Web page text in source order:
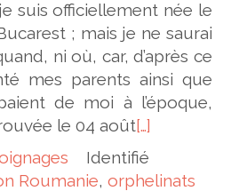
suis officiellement née le
; mais je ne saurai
ni où, car, d’après ce
mes parents ainsi que
de moi à l’époque,
le 04 août[…]
Identifié
Roumanie, orphelinats